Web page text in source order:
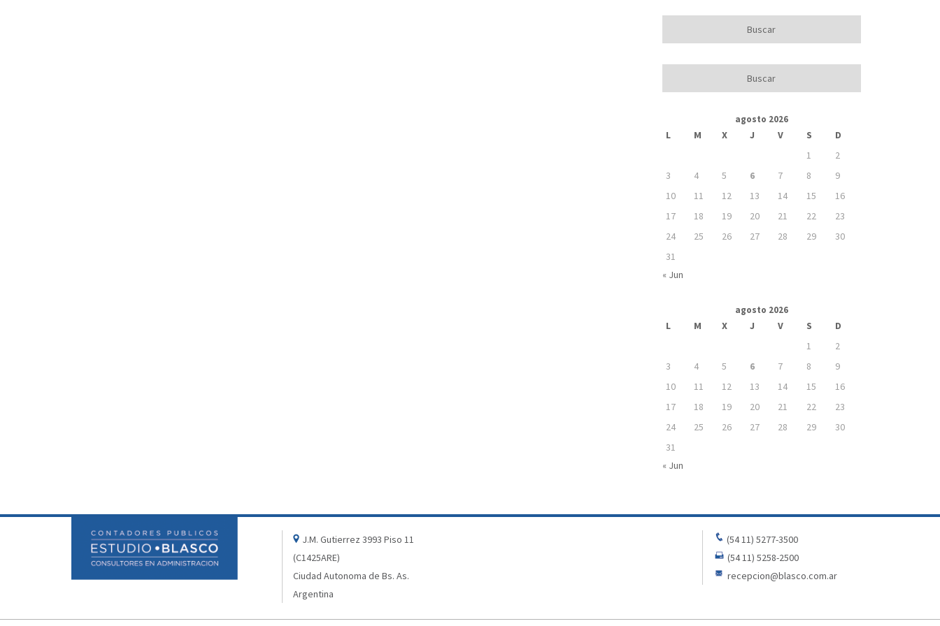
agosto 2026
L M X J V S
D
1
2
3
4 5 6 7 8
9
10
11 12 13 14 15
16
17
18 19 20 21 22
23
24
25 26 27 28 29
30
31
« Jun
agosto 2026
L M X J V S
D
1
2
3
4 5 6 7 8
9
10
11 12 13 14 15
16
17
18 19 20 21 22
23
24
25 26 27 28 29
30
31
« Jun
J.M. Gutierrez 3993 Piso 11
(C1425ARE)
Ciudad Autonoma de Bs. As.
Argentina
(54 11) 5277-3500
(54 11) 5258-2500
recepcion@blasco.com.ar